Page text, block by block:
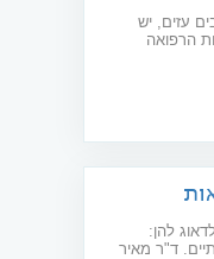
עזים, יש
הרפואה
להן:
ד"ר מאיר